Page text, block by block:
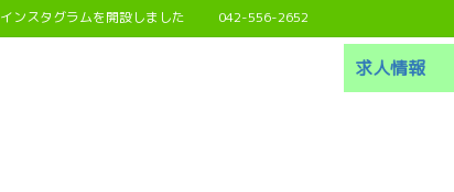
インスタグラムを開設しました 042-556-2652
求人情報